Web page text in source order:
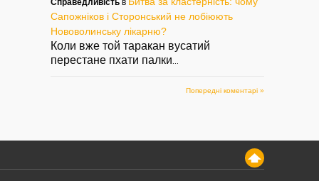
Справедливість в
Сапожніков і Сторонський не лобіюють
Нововолинську лікарню?
Коли вже той таракан вусатий
перестане пхати палки
Попередні коментарі »